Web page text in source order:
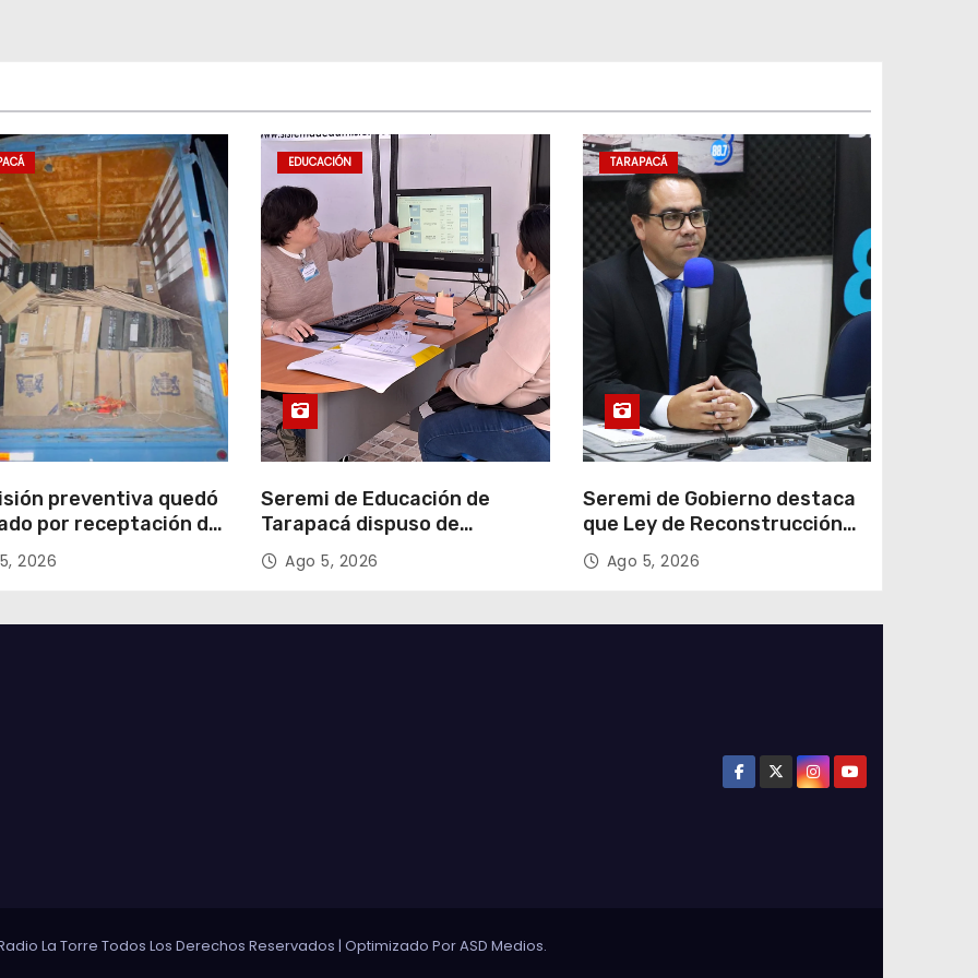
preventiva quedó
por receptación de
avaluados en
millones*
2026
EDUCACIÓN
Seremi de Educación de
Tarapacá dispuso de
facilitadores para apoyar
proceso de Admisión Escolar
Ago 5, 2026
TARAPACÁ
Seremi de Gobierno destaca
que Ley de Reconstrucción
Nacional impulsará la
inversión y el empleo en
Ago 5, 2026
La Torre Todos Los Derechos Reservados | Optimizado PorASD Medios.